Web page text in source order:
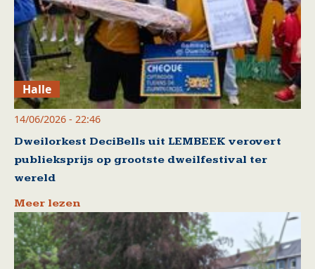
Halle
14/06/2026 - 22:46
Dweilorkest DeciBells uit LEMBEEK verovert
publieksprijs op grootste dweilfestival ter
wereld
Meer lezen